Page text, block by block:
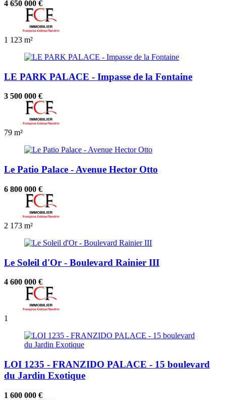
4 650 000 €
1 123 m²
LE PARK PALACE - Impasse de la Fontaine
3 500 000 €
79 m²
Le Patio Palace - Avenue Hector Otto
6 800 000 €
2 173 m²
Le Soleil d'Or - Boulevard Rainier III
4 600 000 €
1
LOI 1235 - FRANZIDO PALACE - 15 boulevard
du Jardin Exotique
1 600 000 €